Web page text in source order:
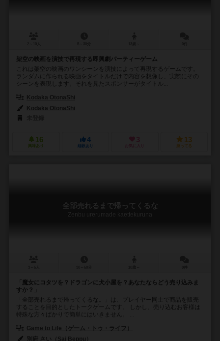
架空の映画を演技で再現する即興劇パーティーゲーム
これは架空の映画のワンシーンを演技によって再現するゲームです。
ランダムに作られる映画をタイトルだけで内容を想像し、実際にその
シーンを表現します。それを見たスポンサーがタイトル...
Kodaka OtonaShi
Kodaka OtonaShi
16
興味あり
4
経験あり
3
お気に入り
13
持ってる
全部売れるまで帰ってくるな
Zenbu urerumade kaettekuruna
「魔女にコタツを？ドラゴンに犬小屋を？あなたならどう売り込みま
すか？」
「全部売れるまで帰ってくるな。」は、プレイヤー同士で商品を販売
することを目的としたトークゲームです。 しかし、売り込むお客様は
特殊な方々ばかりで簡単にはいきません。 ...
Game to Life（ゲーム・トゥ・ライフ）
別府 さい（Sai Beppu）